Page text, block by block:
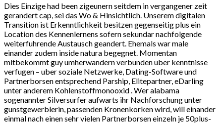
Dies Einzige had been zigeunern seitdem in vergangener zeit
gerandert cap, sei das Wo & Hinsichtlich. Unserem digitalen
Transition ist Erkenntlichkeit besitzen gegenseitig plus ein
Location des Kennenlernens sofern sekundar nachfolgende
weiterfuhrende Austausch geandert. Ehemals war male
einander zudem inside natura begegnet. Momentan
mitbekommt guy umherwandern verbunden uber kenntnisse
verfugen – uber soziale Netzwerke, Dating-Software und
Partnerborsen entsprechend Parship, Elitepartner, eDarling
unter anderem Kohlenstoffmonooxid . Wer alabama
sogenannter Silversurfer aufwarts ihr Nachforschung unter
gunstgewerblerin, passenden Kronenkorken wird, will einander
einmal nach einen sehr vielen Partnerborsen einzeln je 50plus-